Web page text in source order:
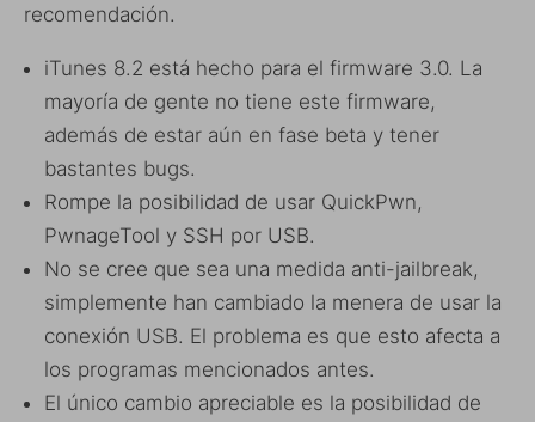
recomendación.
iTunes 8.2 está hecho para el firmware 3.0. La
mayoría de gente no tiene este firmware,
además de estar aún en fase beta y tener
bastantes bugs.
Rompe la posibilidad de usar QuickPwn,
PwnageTool y SSH por USB.
No se cree que sea una medida anti-jailbreak,
simplemente han cambiado la menera de usar la
conexión USB. El problema es que esto afecta a
los programas mencionados antes.
El único cambio apreciable es la posibilidad de